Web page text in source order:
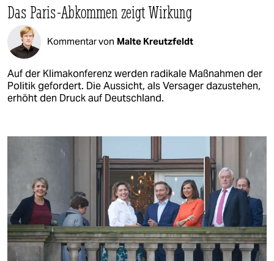
Das Paris-Abkommen zeigt Wirkung
Kommentar von Malte Kreutzfeldt
Auf der Klimakonferenz werden radikale Maßnahmen der
Politik gefordert. Die Aussicht, als Versager dazustehen,
erhöht den Druck auf Deutschland.